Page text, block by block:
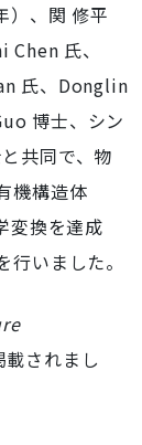
）、関 修平
氏、
氏、Donglin
博士、シン
共同で、物
機構造体
変換を達成
いました。
されまし